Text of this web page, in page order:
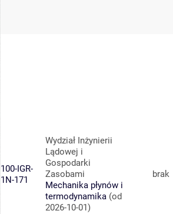
100-IGR-
1N-171
Wydział Inżynierii
Lądowej i
Gospodarki
Zasobami
Mechanika płynów i
termodynamika (od
2026-10-01)
brak